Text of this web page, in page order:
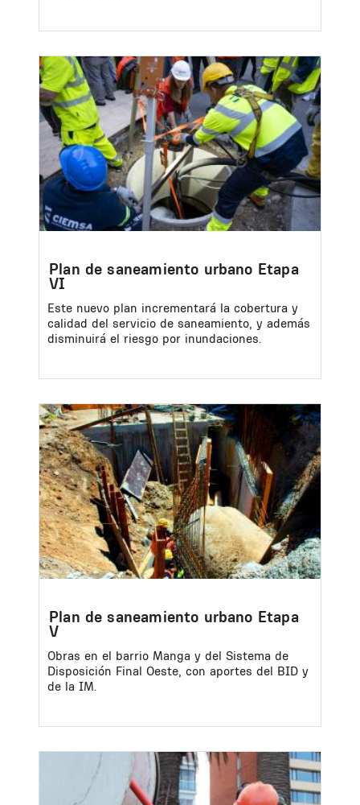
Image
Plan de saneamiento urbano Etapa
VI
Este nuevo plan incrementará la cobertura y
calidad del servicio de saneamiento, y además
disminuirá el riesgo por inundaciones.
Image
Plan de saneamiento urbano Etapa
V
Obras en el barrio Manga y del Sistema de
Disposición Final Oeste, con aportes del BID y
de la IM.